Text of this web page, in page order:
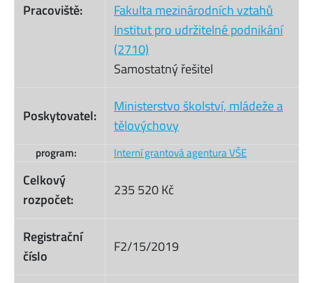
Pracoviště:
Fakulta mezinárodních vztahů
Institut pro udržitelné podnikání
(2710)
Samostatný řešitel
Poskytovatel:
Ministerstvo školství, mládeže a
tělovýchovy
program: Interní grantová agentura VŠE
Celkový
rozpočet:
235 520 Kč
Registrační
číslo
F2/15/2019